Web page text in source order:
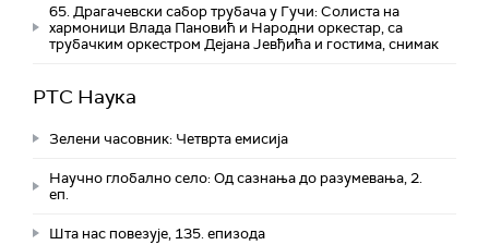
65. Драгачевски сабор трубача у Гучи: Солиста на
хармоници Влада Пановић и Народни оркестар, са
трубачким оркестром Дејана Јевђића и гостима, снимак
РТС Наука
Зелени часовник: Четврта емисија
Научно глобално село: Од сазнања до разумевања, 2.
еп.
Шта нас повезује, 135. епизода